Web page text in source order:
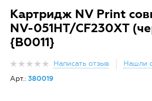
Картридж NV Print
NV-051HT/CF230XT
{B0011}
Написать отзыв
Нашли
Арт.: 380019